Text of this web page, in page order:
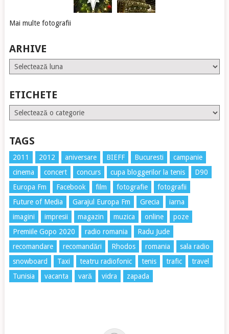
Mai multe fotografii
ARHIVE
Arhive
ETICHETE
Etichete
TAGS
2011 2012 aniversare BIEFF Bucuresti
campanie
cinema
concert concurs cupa bloggerilor la tenis
D90
Europa Fm
Facebook film fotografie
fotografii
Future of Media
Garajul Europa Fm Grecia
iarna
imagini
impresii magazin muzica online
poze
Premiile Gopo 2020
radio romania
Radu Jude
recomandare
recomandări Rhodos romania
sala radio
snowboard
Taxi teatru radiofonic tenis trafic
travel
Tunisia
vacanta vară vidra zapada